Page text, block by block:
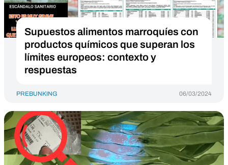
Supuestos alimentos marroquíes con
productos químicos que superan los
límites europeos: contexto y
respuestas
PREBUNKING 06/03/2024